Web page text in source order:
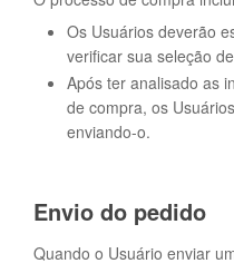
Os Usuários deverão
verificar sua seleção
Após ter analisado as
de compra, os
enviando-o.
Envio do pedido
Quando o Usuário enviar